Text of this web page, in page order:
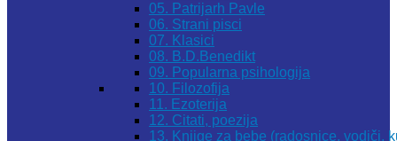
05. Patrijarh Pavle
06. Strani pisci
07. Klasici
08. B.D.Benedikt
09. Popularna psihologija
10. Filozofija
11. Ezoterija
12. Citati, poezija
13. Knjige za bebe (radosnice, vodiči,